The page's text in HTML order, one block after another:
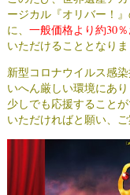
ージカル『オリバー！』
に、 一般価格より約30
いただけることとなりま
新型コロナウイルス感
いへん厳しい環境にあり
少しでも応援すること
いただければと願い、ご